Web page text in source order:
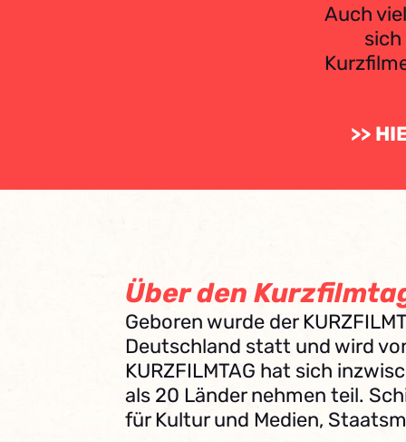
Auch
>>
Über den
Geboren wurde der
Deutschland statt und wird
KURZFILMTAG hat sich
als 20 Länder nehmen teil.
für Kultur und Medien,